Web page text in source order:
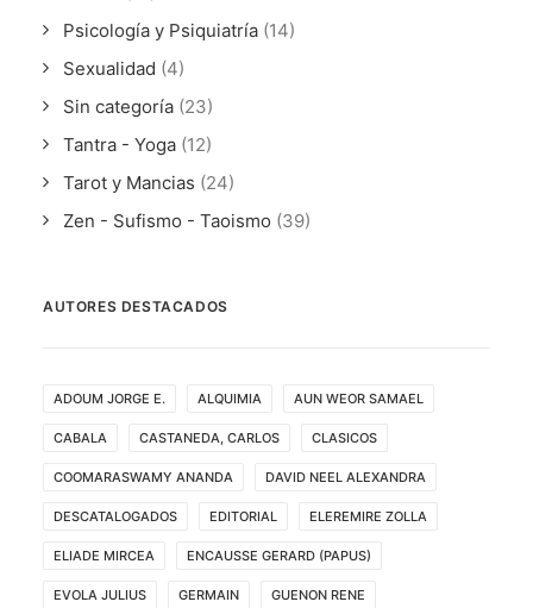
Psicología y Psiquiatría (14)
Sexualidad (4)
Sin categoría (23)
Tantra - Yoga (12)
Tarot y Mancias (24)
Zen - Sufismo - Taoismo (39)
AUTORES DESTACADOS
ADOUM JORGE E. ALQUIMIA AUN WEOR SAMAEL
CABALA CASTANEDA, CARLOS CLASICOS
COOMARASWAMY ANANDA DAVID NEEL ALEXANDRA
DESCATALOGADOS EDITORIAL ELEREMIRE ZOLLA
ELIADE MIRCEA ENCAUSSE GERARD (PAPUS)
EVOLA JULIUS GERMAIN GUENON RENE